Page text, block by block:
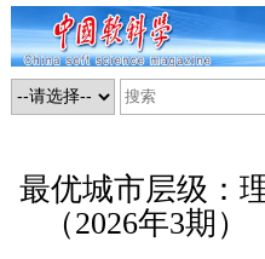
最优城市层级：
（2026年3期）